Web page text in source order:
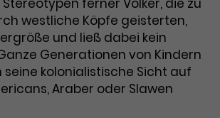
Seiten.
_gat_UA-63561367-1
_gcl_dc
Google / DoubleClick
ferner Völker, die zu
westliche Köpfe geisterten,
und ließ dabei kein
Generationen von Kindern
kolonialistische Sicht auf
Araber oder Slawen